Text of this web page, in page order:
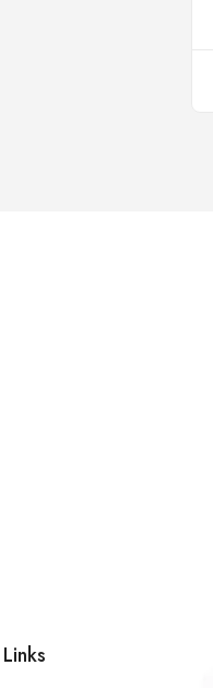
Links